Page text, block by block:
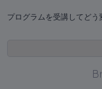
プログラムを受講してどう